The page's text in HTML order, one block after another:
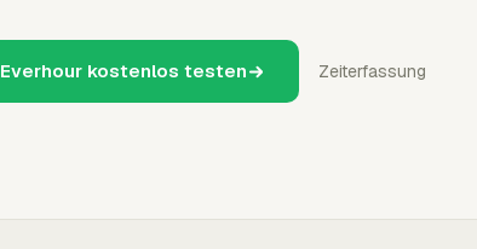
Everhour kostenlos testen Zeiterfassung